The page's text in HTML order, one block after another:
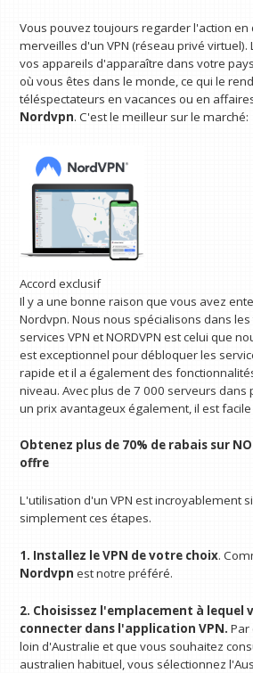
Vous pouvez toujours regarder l'action en
merveilles d'un VPN (réseau privé virtuel).
vos appareils d'apparaître dans votre
où vous êtes dans le monde, ce qui le
téléspectateurs en vacances ou en
Nordvpn. C'est le meilleur sur le marché:
Accord exclusif
Il y a une bonne raison que vous avez
Nordvpn. Nous nous spécialisons dans
services VPN et NORDVPN est celui que
est exceptionnel pour débloquer les
rapide et il a également des
niveau. Avec plus de 7 000 serveurs dans
un prix avantageux également, il est
Obtenez plus de 70% de rabais sur
offre
L'utilisation d'un VPN est incroyablement
simplement ces étapes.
1. Installez le VPN de votre choix.
Nordvpn est notre préféré.
2. Choisissez l'emplacement à lequel
connecter dans l'application VPN.Par
loin d'Australie et que vous souhaitez
australien habituel, vous sélectionnez